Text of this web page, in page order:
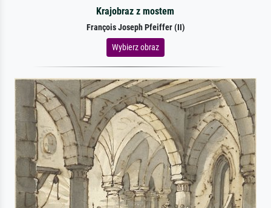
Krajobraz z mostem
François Joseph Pfeiffer (II)
Wybierz obraz